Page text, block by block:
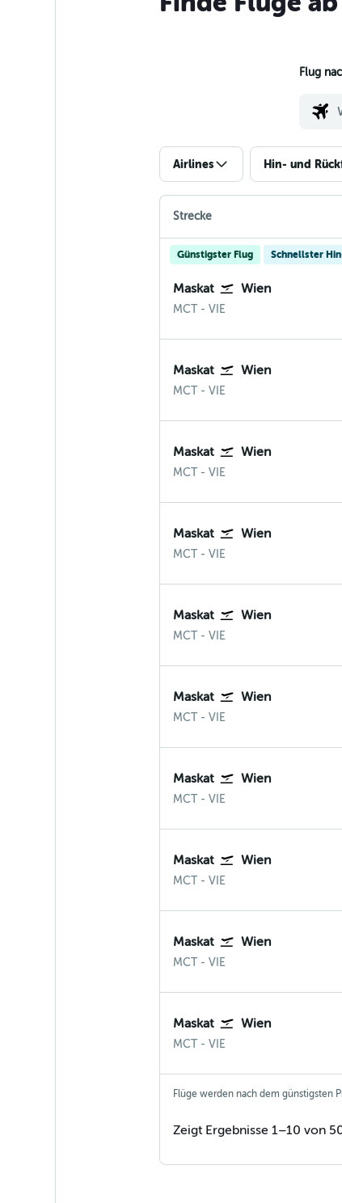
Flug
Airlines Hin- und
Strecke
Günstigster Flug Schnellster
Maskat Wien
MCT Muscat
- VIE
Maskat Wien
MCT Muscat
- VIE
Maskat Wien
MCT Muscat
- VIE
Maskat Wien
MCT Muscat
- VIE
Maskat Wien
MCT Muscat
- VIE
Maskat Wien
MCT Muscat
- VIE
Maskat Wien
MCT Muscat
- VIE
Maskat Wien
MCT Muscat
- VIE
Maskat Wien
MCT Muscat
- VIE
Maskat Wien
MCT Muscat
- VIE
Flüge werden nach dem günstigsten
Zeigt Ergebnisse 1–10 von